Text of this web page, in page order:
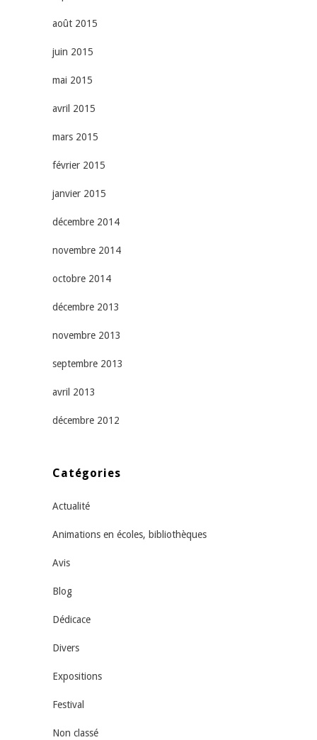
août 2015
juin 2015
mai 2015
avril 2015
mars 2015
février 2015
janvier 2015
décembre 2014
novembre 2014
octobre 2014
décembre 2013
novembre 2013
septembre 2013
avril 2013
décembre 2012
Catégories
Actualité
Animations en écoles, bibliothèques
Avis
Blog
Dédicace
Divers
Expositions
Festival
Non classé